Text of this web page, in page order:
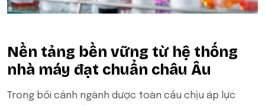
Nền tảng bền vững từ hệ thống
nhà máy đạt chuẩn châu Âu
Trong bối cảnh ngành dược toàn cầu chịu áp lực